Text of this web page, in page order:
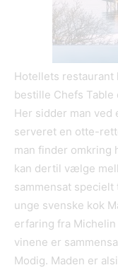
Hotellets restaurant
bestille Chefs
Her sidder man
serveret en otte-
man finder omkring
kan dertil vælge
sammensat
unge svenske kok
erfaring fra
vinene er
Modig. Maden er